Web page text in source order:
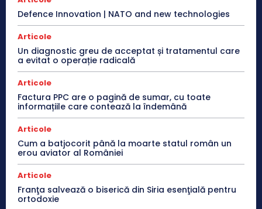
Defence Innovation | NATO and new technologies
Articole
Un diagnostic greu de acceptat și tratamentul care
a evitat o operație radicală
Articole
Factura PPC are o pagină de sumar, cu toate
informațiile care contează la îndemână
Articole
Cum a batjocorit până la moarte statul român un
erou aviator al României
Articole
Franţa salvează o biserică din Siria esenţială pentru
ortodoxie